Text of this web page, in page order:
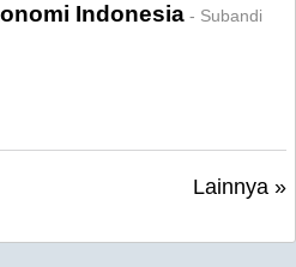
Indonesia - Subandi
Lainnya »